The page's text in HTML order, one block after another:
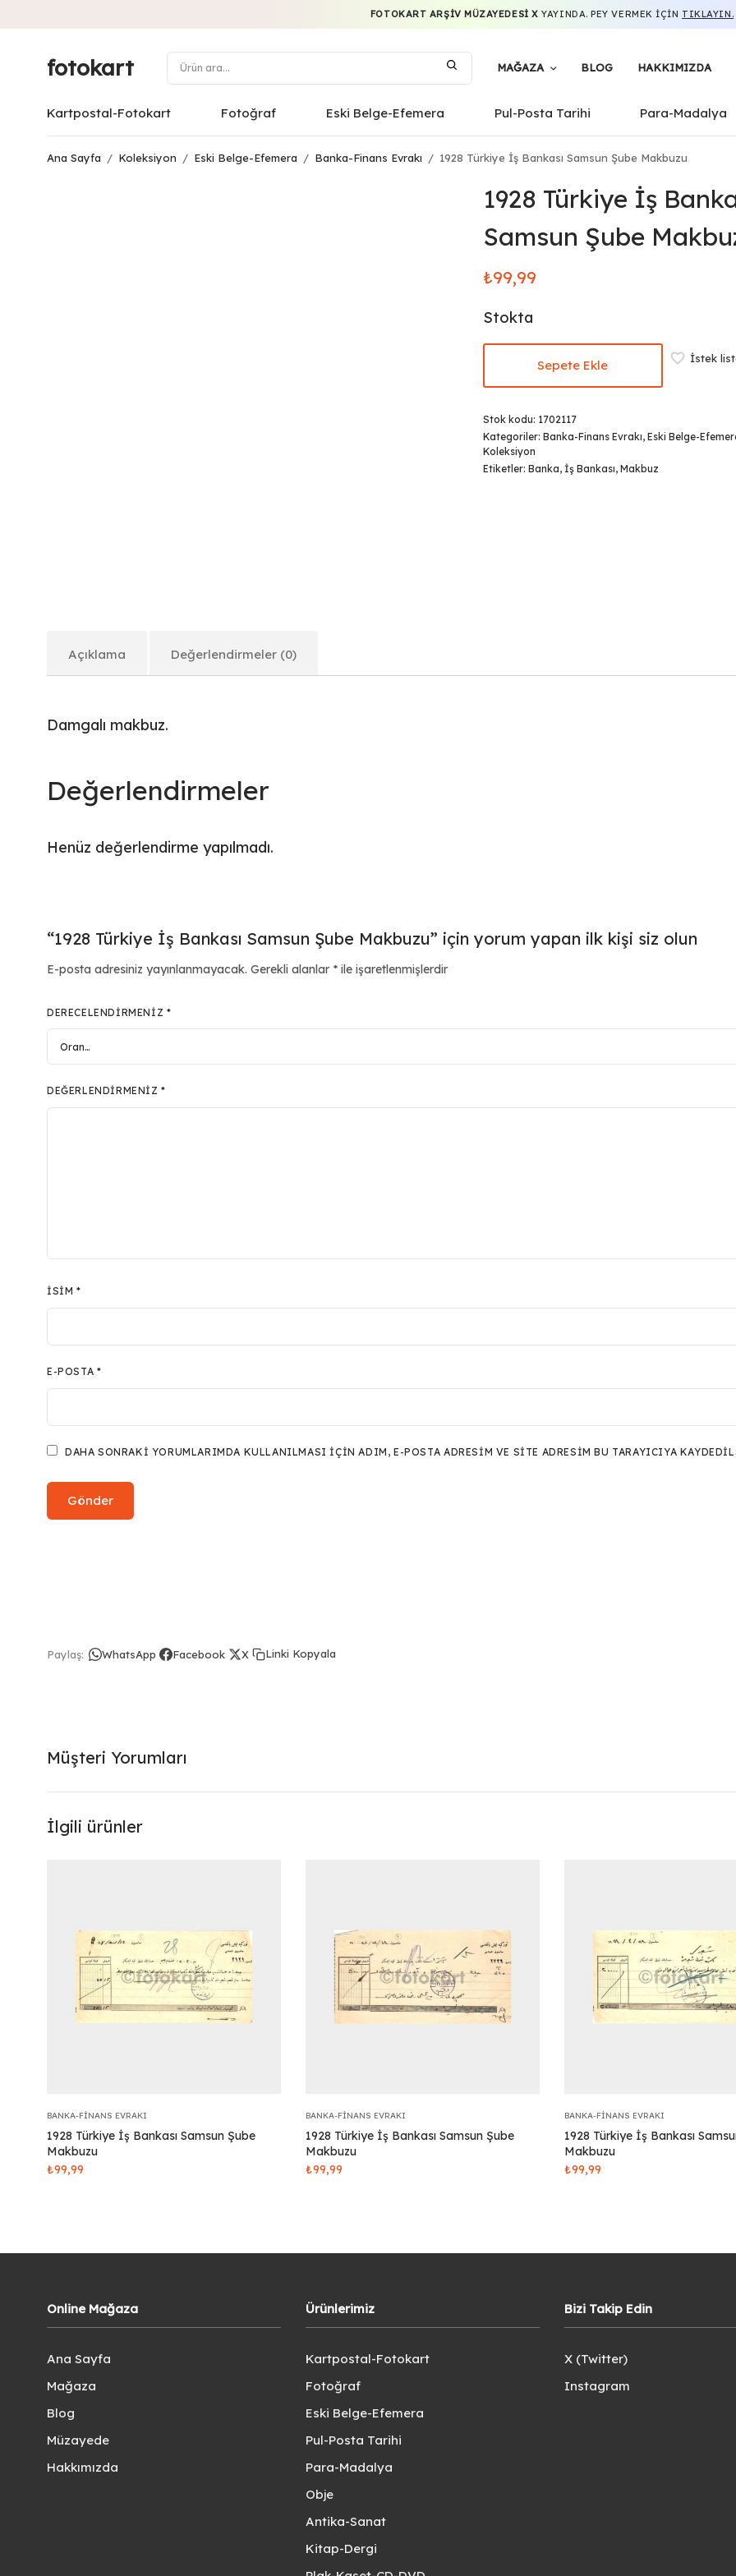
FOTOKART ARŞIV MÜZAYEDESI X YAYINDA. PEY VERMEK IÇIN TIKLAYIN.
fotokart MAĞAZA BLOG HAKKIMIZDA
Kartpostal-Fotokart Fotoğraf Eski Belge-Efemera Pul-Posta Tarihi Para-Madalya
Ana Sayfa / Koleksiyon / Eski Belge-Efemera / Banka-Finans Evrakı / 1928 Türkiye İş Bankası Samsun Şube Makbuzu
1928 Türkiye İş
Samsun Şube
₺99,99
Stokta
Sepete Ekle İstek
Stok kodu: 1702117
Kategoriler: Banka-Finans Evrakı, Eski Belge-
Koleksiyon
Etiketler: Banka, İş Bankası, Makbuz
Açıklama Değerlendirmeler (0)
Damgalı makbuz.
Değerlendirmeler
Henüz değerlendirme yapılmadı.
“1928 Türkiye İş Bankası Samsun Şube Makbuzu” için yorum yapan ilk kişi siz olun
E-posta adresiniz yayınlanmayacak. Gerekli alanlar * ile işaretlenmişlerdir
DERECELENDIRMENIZ *
DEĞERLENDIRMENIZ*
İSIM*
E-POSTA *
DAHA SONRAKI YORUMLARIMDA KULLANILMASI IÇIN ADIM, E-POSTA ADRESIM VE SITE ADRESIM BU TARAYICIYA
Paylaş: WhatsApp Facebook X Linki Kopyala
Müşteri Yorumları
İlgili ürünler
BANKA-FINANS EVRAKI
1928 Türkiye İş Bankası Samsun Şube
Makbuzu
₺99,99
BANKA-FINANS EVRAKI
1928 Türkiye İş Bankası Samsun Şube
Makbuzu
₺99,99
BANKA-FINANS EVRAKI
1928 Türkiye İş Bankası
Makbuzu
₺99,99
Online Mağaza
Ana Sayfa
Mağaza
Blog
Müzayede
Hakkımızda
Ürünlerimiz
Kartpostal-Fotokart
Fotoğraf
Eski Belge-Efemera
Pul-Posta Tarihi
Para-Madalya
Obje
Antika-Sanat
Kitap-Dergi
Bizi Takip Edin
X (Twitter)
Instagram